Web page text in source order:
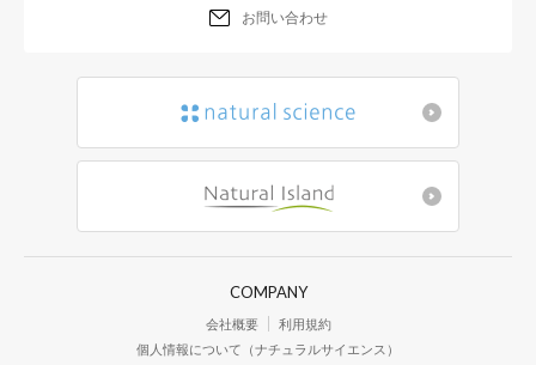
お問い合わせ
COMPANY
会社概要
利用規約
個人情報について（ナチュラルサイエンス）